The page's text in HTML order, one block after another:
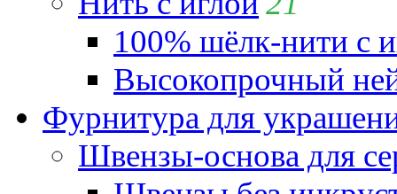
100% шёлк-нити с
Высокопрочный
Фурнитура для
Швензы-основа для